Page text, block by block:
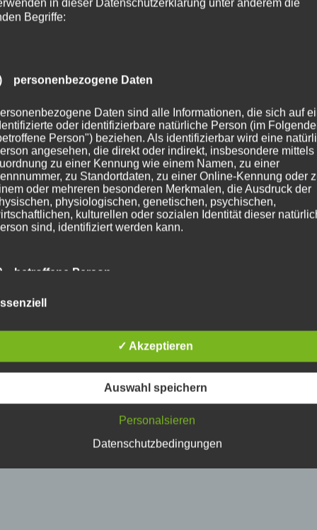
Linkedin
Autos
der Moment, in dem das Auto nicht mehr sicher
Linkedin
in dieser Datenschutzerklärung unter anderem die
Begriffe:
personenbezogene Daten
Daten sind alle Informationen, die sich auf
oder identifizierbare natürliche Person (im
Person") beziehen. Als identifizierbar wird eine
angesehen, die direkt oder indirekt, insbesondere mittels
zu einer Kennung wie einem Namen, zu einer
zu Standortdaten, zu einer Online-Kennung oder
oder mehreren besonderen Merkmalen, die Ausdruck der
physiologischen, genetischen, psychischen,
kulturellen oder sozialen Identität dieser
sind, identifiziert werden kann.
betroffene Person
Person ist jede identifizierte oder identifizierbare
verarbeitet werden.
Verarbeitung
Vorgang oder jede solche Vorgangsreihe im
die Organisation, das Ordnen, die Speicherung, die
die Offenlegung durch Übermittlung, Verbreitung
✓ Akzeptieren
Auswahl speichern
Personalsieren
Datenschutzbedingungen